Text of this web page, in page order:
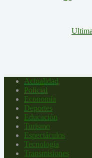
Actualidad
Policial
Economía
Deportes
Educación
Turismo
Espectáculos
Tecnología
Transmisiones